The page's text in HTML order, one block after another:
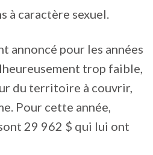
à caractère sexuel.
annoncé pour les années
trop faible,
du territoire à couvrir,
Pour cette année,
29 962 $ qui lui ont